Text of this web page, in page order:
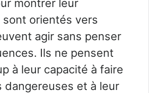
montrer leur
sont orientés vers
agir sans penser
Ils ne pensent
à leur capacité à faire
dangereuses et à leur